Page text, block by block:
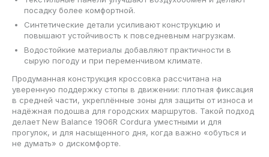
посадку более комфортной.
Синтетические детали усиливают конструкцию и
повышают устойчивость к повседневным нагрузкам.
Водостойкие материалы добавляют практичности в
сырую погоду и при переменчивом климате.
Продуманная конструкция кроссовка рассчитана на
уверенную поддержку стопы в движении: плотная фиксация
в средней части, укреплённые зоны для защиты от износа и
надёжная подошва для городских маршрутов. Такой подход
делает New Balance 1906R Cordura уместными и для
прогулок, и для насыщенного дня, когда важно «обуться и
не думать» о дискомфорте.